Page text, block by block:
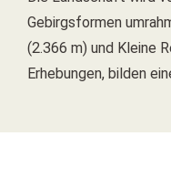
Gebirgsformen
(2.366 m) und Kleine
Erhebungen, bilden